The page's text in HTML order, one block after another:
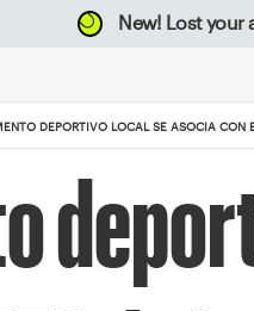
New! Lost your
DEPORTIVO LOCAL SE ASOCIA CON